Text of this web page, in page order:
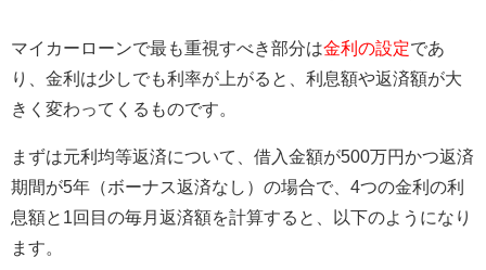
マイカーローンで最も重視すべき部分は金利の設定であ
り、金利は少しでも利率が上がると、利息額や返済額が大
きく変わってくるものです。
まずは元利均等返済について、借入金額が500万円かつ返済
期間が5年（ボーナス返済なし）の場合で、4つの金利の利
息額と1回目の毎月返済額を計算すると、以下のようになり
ます。